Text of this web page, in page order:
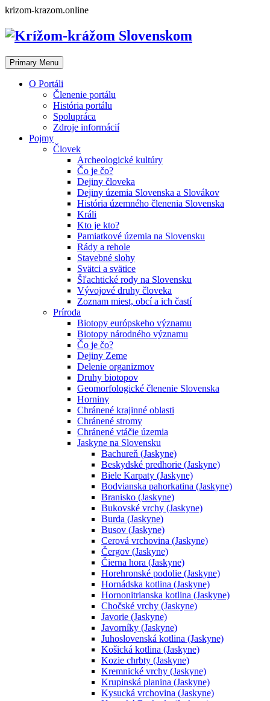
Skip
content
krizom-krazom.online
Primary Menu
O Portáli
Členenie portálu
História portálu
Spolupráca
Zdroje informácií
Pojmy
Človek
Archeologické kultúry
Čo je čo?
Dejiny človeka
Dejiny územia Slovenska a Slovákov
História územného členenia Slovenska
Králi
Kto je kto?
Pamiatkové územia na Slovensku
Rády a rehole
Stavebné slohy
Svätci a svätice
Šľachtické rody na Slovensku
Vývojové druhy človeka
Zoznam miest, obcí a ich častí
Príroda
Biotopy európskeho významu
Biotopy národného významu
Čo je čo?
Dejiny Zeme
Delenie organizmov
Druhy biotopov
Geomorfologické členenie Slovenska
Horniny
Chránené krajinné oblasti
Chránené stromy
Chránené vtáčie územia
Jaskyne na Slovensku
Bachureň (Jaskyne)
Beskydské predhorie (Jaskyne)
Biele Karpaty (Jaskyne)
Bodvianska pahorkatina (Jaskyne)
Branisko (Jaskyne)
Bukovské vrchy (Jaskyne)
Burda (Jaskyne)
Busov (Jaskyne)
Cerová vrchovina (Jaskyne)
Čergov (Jaskyne)
Čierna hora (Jaskyne)
Horehronské podolie (Jaskyne)
Hornádska kotlina (Jaskyne)
Hornonitrianska kotlina (Jaskyne)
Chočské vrchy (Jaskyne)
Javorie (Jaskyne)
Javorníky (Jaskyne)
Juhoslovenská kotlina (Jaskyne)
Košická kotlina (Jaskyne)
Kozie chrbty (Jaskyne)
Kremnické vrchy (Jaskyne)
Krupinská planina (Jaskyne)
Kysucká vrchovina (Jaskyne)